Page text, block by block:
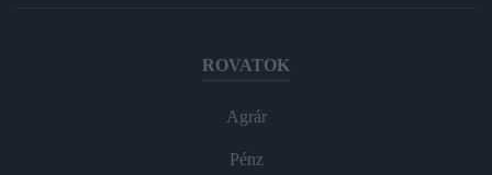
ROVATOK
Agrár
Pénz